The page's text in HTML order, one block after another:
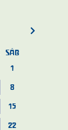
SÁB
1
8
15
22